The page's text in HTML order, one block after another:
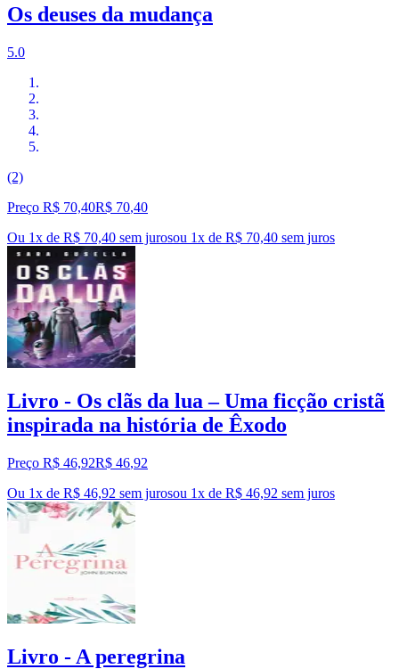
Os deuses da mudança
5.0
(2)
Preço R$ 70,40R$ 70,40
Ou 1x de R$ 70,40 sem jurosou 1x de R$ 70,40 sem juros
Livro - Os clãs da lua – Uma ficção cristã
inspirada na história de Êxodo
Preço R$ 46,92R$ 46,92
Ou 1x de R$ 46,92 sem jurosou 1x de R$ 46,92 sem juros
Livro - A peregrina